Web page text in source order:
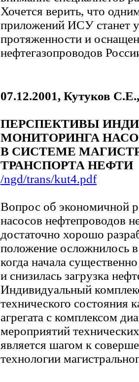
Хочется верить, что
приложений ИСУ станет
протяженности и
нефтегазопроводов
07.12.2001, Кутуков
ПЕРСПЕКТИВЫ
МОНИТОРИНГА
В СИСТЕМЕ
ТРАНСПОРТА НЕФТИ
/ngd/trans/kut4.pdf
Вопрос об экономичной
насосов нефтепроводов
достаточно хорошо
положение осложнилось
когда начала
и снизилась загрузка
Индивидуальный
технического состояния
агрегата с комплексом
мероприятий
является шагом к
технологии